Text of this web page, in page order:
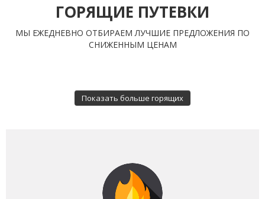
ГОРЯЩИЕ ПУТЕВКИ
МЫ ЕЖЕДНЕВНО ОТБИРАЕМ ЛУЧШИЕ ПРЕДЛОЖЕНИЯ ПО
СНИЖЕННЫМ ЦЕНАМ
Показать больше горящих